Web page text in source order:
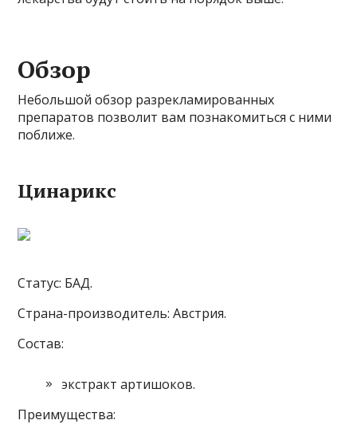
Обзор
Небольшой обзор разрекламированных
препаратов позволит вам познакомиться с ними
поближе.
Цинарикс
Статус: БАД.
Страна-производитель: Австрия.
Состав:
экстракт артишоков.
Преимущества: